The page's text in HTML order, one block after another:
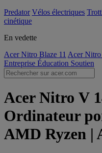
Predator Vélos électriques
cinétique
En vedette
Acer Nitro Blaze 11 Acer
Entreprise Éducation Soutien
Acer Nitro V
Ordinateur
AMD Ryzen |